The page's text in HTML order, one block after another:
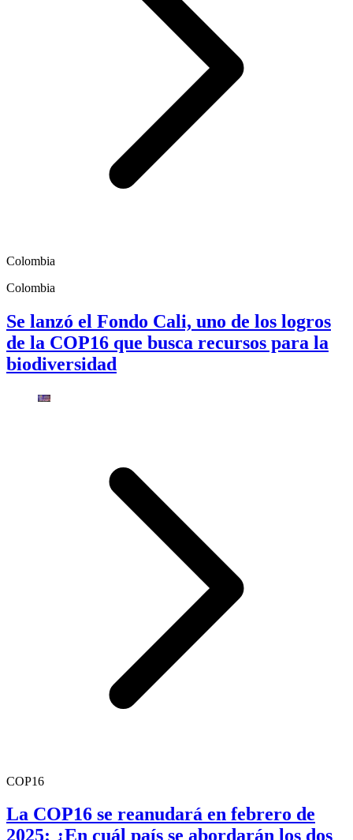
Colombia
Colombia
Se lanzó el Fondo Cali, uno de los logros
de la COP16 que busca recursos para la
biodiversidad
COP16
La COP16 se reanudará en febrero de
2025: ¿En cuál país se abordarán los dos